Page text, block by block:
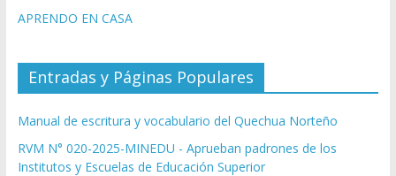
APRENDO EN CASA
Entradas y Páginas Populares
Manual de escritura y vocabulario del Quechua Norteño
RVM N° 020-2025-MINEDU - Aprueban padrones de los
Institutos y Escuelas de Educación Superior